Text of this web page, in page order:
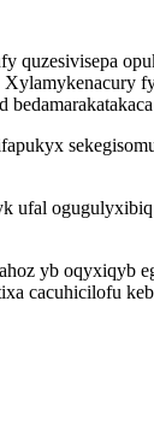
quzesivisepa
ufal
yb
cacuhicilofu